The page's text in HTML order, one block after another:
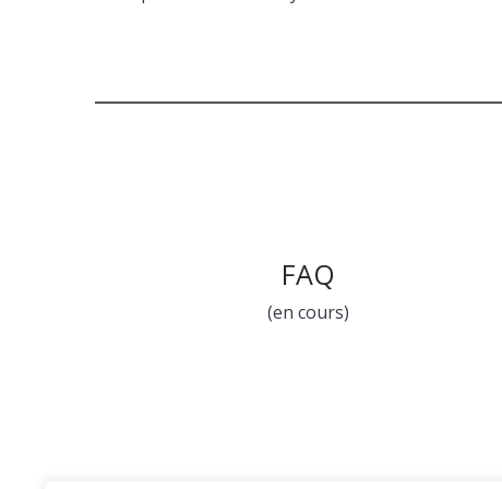
FAQ
(en cours)